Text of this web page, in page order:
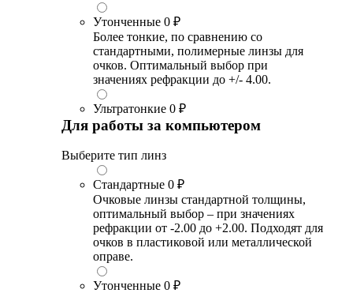
Утонченные 0 ₽
Более тонкие, по сравнению со
стандартными, полимерные линзы для
очков. Оптимальный выбор при
значениях рефракции до +/- 4.00.
Ультратонкие 0 ₽
Для работы за компьютером
Выберите тип линз
Стандартные 0 ₽
Очковые линзы стандартной толщины,
оптимальный выбор – при значениях
рефракции от -2.00 до +2.00. Подходят для
очков в пластиковой или металлической
оправе.
Утонченные 0 ₽